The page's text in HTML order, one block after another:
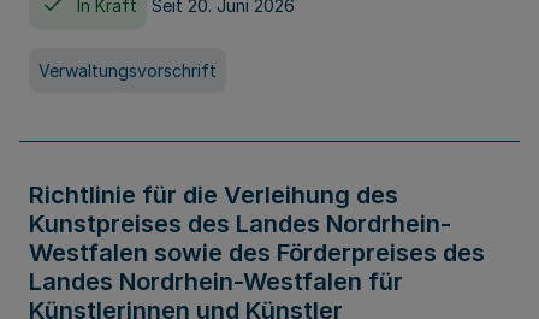
In Kraft Seit 20. Juni 2026
Verwaltungsvorschrift
Richtlinie für die Verleihung des
Kunstpreises des Landes Nordrhein-
Westfalen sowie des Förderpreises des
Landes Nordrhein-Westfalen für
Künstlerinnen und Künstler